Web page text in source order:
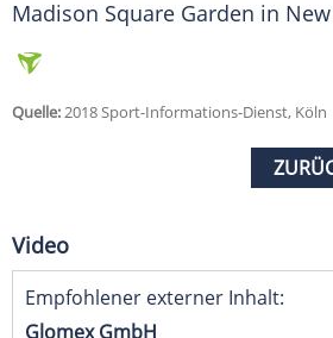
Madison Square Garden in
Quelle:2018 Sport-Informations-Dienst, Köln
Video
Empfohlener externer Inhalt:
Glomex GmbH